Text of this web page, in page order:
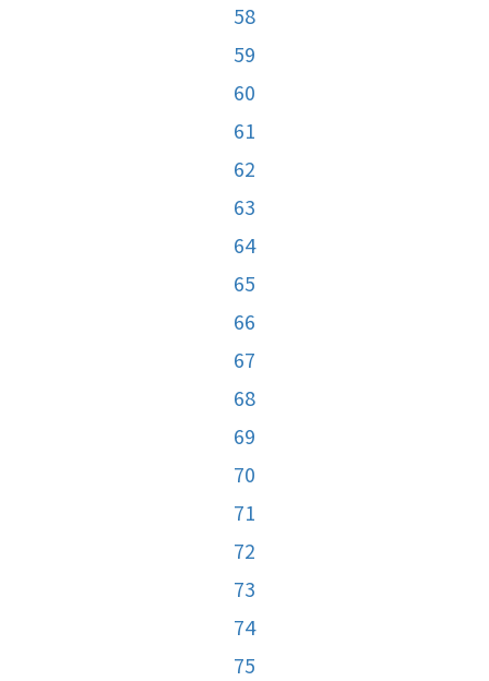
58
59
60
61
62
63
64
65
66
67
68
69
70
71
72
73
74
75